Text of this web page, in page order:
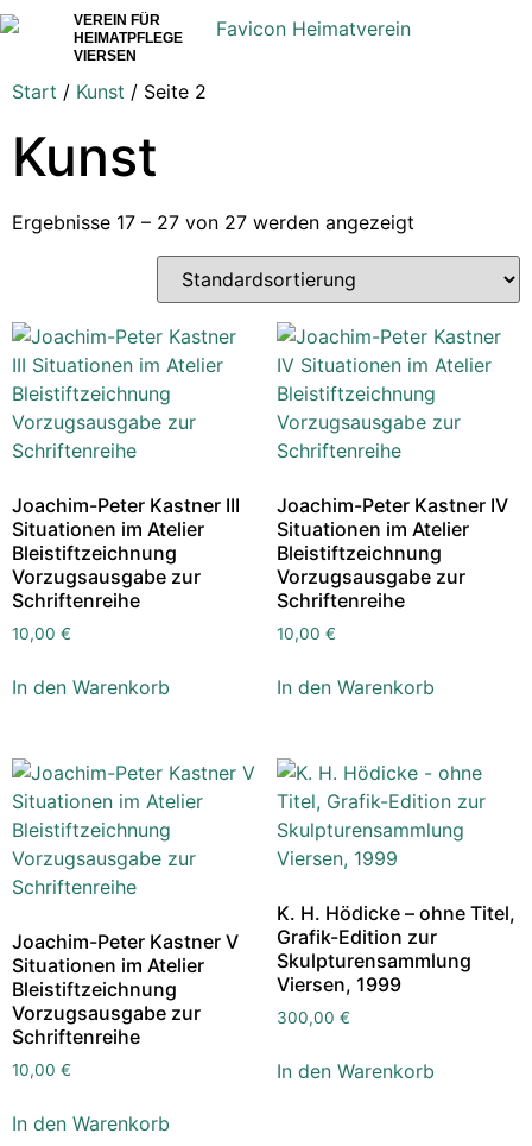
VEREIN FÜR
HEIMATPFLEGE
VIERSEN
Start / Kunst / Seite 2
Kunst
Ergebnisse 17 – 27 von 27 werden angezeigt
Joachim-Peter Kastner III
Situationen im Atelier
Bleistiftzeichnung
Vorzugsausgabe zur
Schriftenreihe
10,00 €
In den Warenkorb
Joachim-Peter Kastner IV
Situationen im Atelier
Bleistiftzeichnung
Vorzugsausgabe zur
Schriftenreihe
10,00 €
In den Warenkorb
Joachim-Peter Kastner V
Situationen im Atelier
Bleistiftzeichnung
Vorzugsausgabe zur
Schriftenreihe
10,00 €
In den Warenkorb
K. H. Hödicke – ohne Titel,
Grafik-Edition zur
Skulpturensammlung
Viersen, 1999
300,00 €
In den Warenkorb